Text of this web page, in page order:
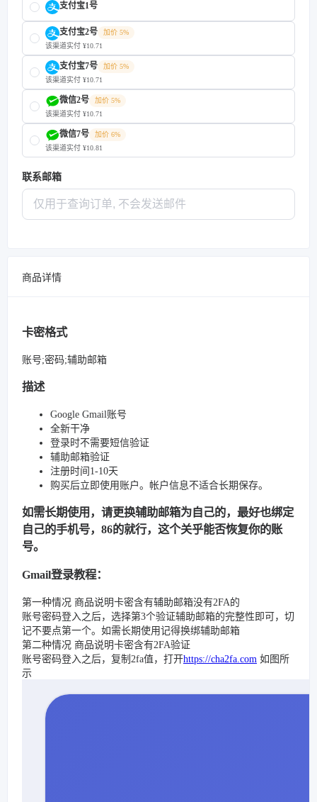
支付宝1号
支付宝2号
加价 5%
该渠道实付 ¥10.71
支付宝7号
加价 5%
该渠道实付 ¥10.71
微信2号
加价 5%
该渠道实付 ¥10.71
微信7号
加价 6%
该渠道实付 ¥10.81
联系邮箱
商品详情
卡密格式
账号;密码;辅助邮箱
描述
Google Gmail账号
全新干净
登录时不需要短信验证
辅助邮箱验证
注册时间1-10天
购买后立即使用账户。帐户信息不适合长期保存。
如需长期使用，请更换辅助邮箱为自己的，最好也绑定
自己的手机号，86的就行，这个关乎能否恢复你的账
号。
Gmail登录教程：
第一种情况 商品说明卡密含有辅助邮箱没有2FA的
账号密码登入之后，选择第3个验证辅助邮箱的完整性即可，切
记不要点第一个。如需长期使用记得换绑辅助邮箱
第二种情况 商品说明卡密含有2FA验证
账号密码登入之后，复制2fa值，打开https://cha2fa.com 如图所
示